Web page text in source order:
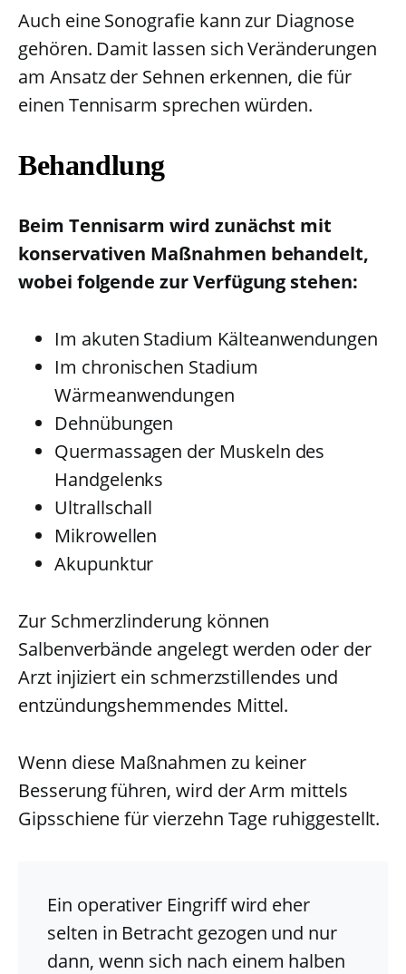
Auch eine Sonografie kann zur Diagnose
gehören. Damit lassen sich Veränderungen
am Ansatz der Sehnen erkennen, die für
einen Tennisarm sprechen würden.
Behandlung
Beim Tennisarm wird zunächst mit
konservativen Maßnahmen behandelt,
wobei folgende zur Verfügung stehen:
Im akuten Stadium Kälteanwendungen
Im chronischen Stadium
Wärmeanwendungen
Dehnübungen
Quermassagen der Muskeln des
Handgelenks
Ultrallschall
Mikrowellen
Akupunktur
Zur Schmerzlinderung können
Salbenverbände angelegt werden oder der
Arzt injiziert ein schmerzstillendes und
entzündungshemmendes Mittel.
Wenn diese Maßnahmen zu keiner
Besserung führen, wird der Arm mittels
Gipsschiene für vierzehn Tage ruhiggestellt.
Ein operativer Eingriff wird eher
selten in Betracht gezogen und nur
dann, wenn sich nach einem halben